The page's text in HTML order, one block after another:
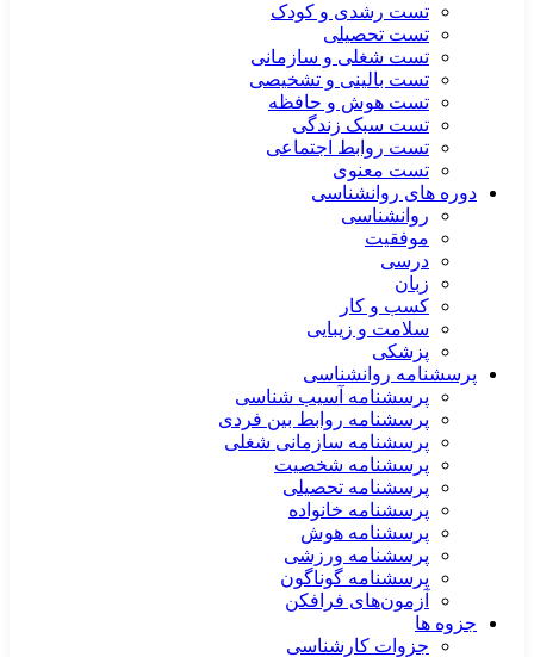
تست رشدی و کودک
تست تحصیلی
تست شغلی و سازمانی
تست بالینی و تشخیصی
تست هوش و حافظه
تست سبک زندگی
تست روابط اجتماعی
تست معنوی
دوره های روانشناسی
روانشناسی
موفقیت
درسی
زبان
کسب و کار
سلامت و زیبایی
پزشکی
پرسشنامه روانشناسی
پرسشنامه آسیب شناسی
پرسشنامه روابط بین فردی
پرسشنامه سازمانی شغلی
پرسشنامه شخصیت
پرسشنامه تحصیلی
پرسشنامه خانواده
پرسشنامه هوش
پرسشنامه ورزشی
پرسشنامه گوناگون
آزمون‌های فرافکن
جزوه ها
جزوات کارشناسی